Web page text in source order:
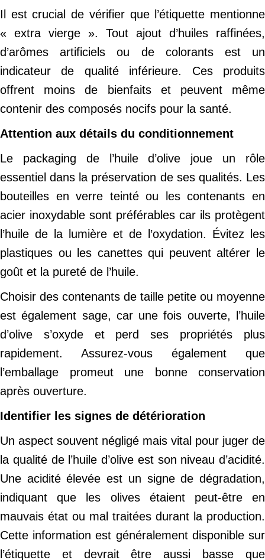
Il est crucial de vérifier que l’étiquette mentionne
« extra vierge ». Tout ajout d’huiles raffinées,
d’arômes artificiels ou de colorants est un
indicateur de qualité inférieure. Ces produits
offrent moins de bienfaits et peuvent même
contenir des composés nocifs pour la santé.
Attention aux détails du conditionnement
Le packaging de l’huile d’olive joue un rôle
essentiel dans la préservation de ses qualités. Les
bouteilles en verre teinté ou les contenants en
acier inoxydable sont préférables car ils protègent
l’huile de la lumière et de l’oxydation. Évitez les
plastiques ou les canettes qui peuvent altérer le
goût et la pureté de l’huile.
Choisir des contenants de taille petite ou moyenne
est également sage, car une fois ouverte, l’huile
d’olive s’oxyde et perd ses propriétés plus
rapidement. Assurez-vous également que
l’emballage promeut une bonne conservation
après ouverture.
Identifier les signes de détérioration
Un aspect souvent négligé mais vital pour juger de
la qualité de l’huile d’olive est son niveau d’acidité.
Une acidité élevée est un signe de dégradation,
indiquant que les olives étaient peut-être en
mauvais état ou mal traitées durant la production.
Cette information est généralement disponible sur
l’étiquette et devrait être aussi basse que